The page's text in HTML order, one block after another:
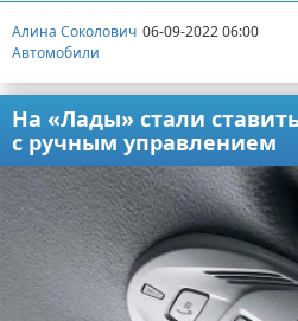
Алина Соколович 06-09-2022 06:00
Автомобили
На «Лады» стали
с ручным управлением